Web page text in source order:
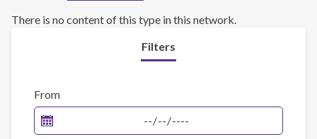
There is no content of this type in this network.
Filters
From